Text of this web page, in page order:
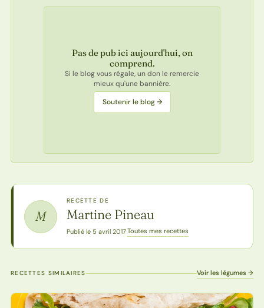
Pas de pub ici aujourd'hui, on
comprend.
Si le blog vous régale, un don le remercie
mieux qu'une bannière.
Soutenir le blog →
M
RECETTE DE
Martine Pineau
Publié le 5 avril 2017·Toutes mes recettes
RECETTES SIMILAIRES Voir les légumes →